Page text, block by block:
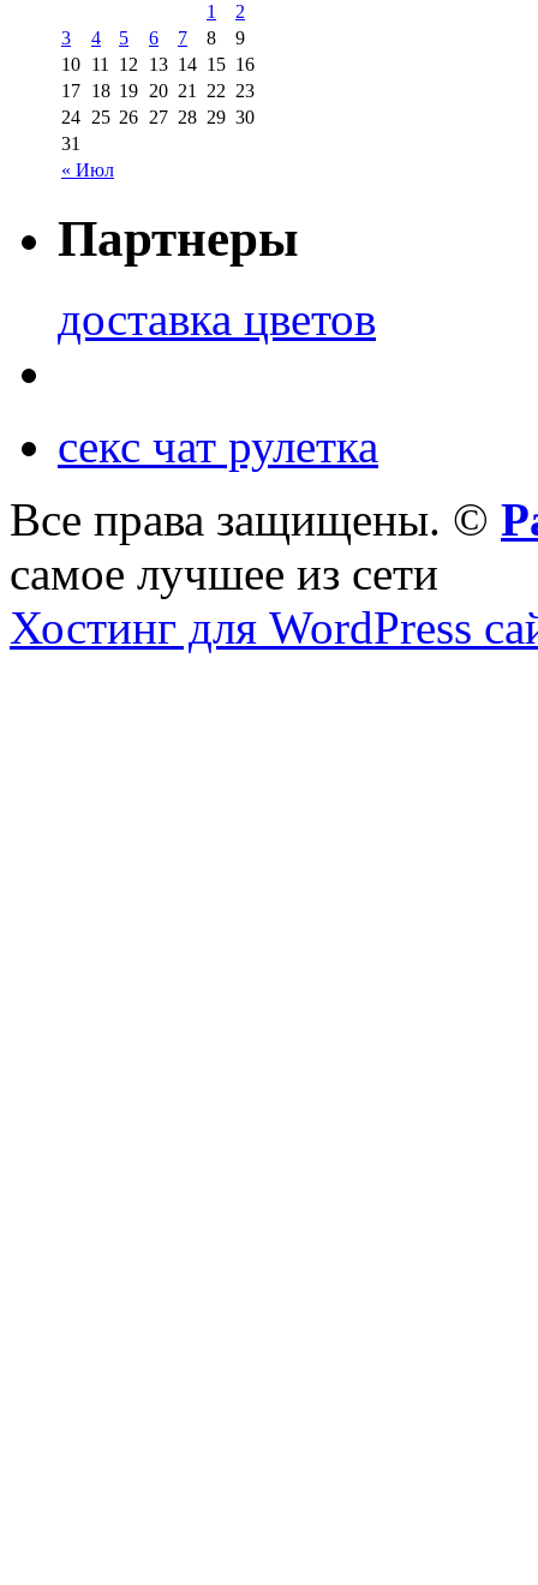
« Июл
1
2
3
4 5 6 7 8
9
10 11 12 13 14 15 16
17 18 19 20 21 22 23
24 25 26 27 28 29 30
31
Партнеры
доставка цветов
секс чат рулетка
Все права защищены. ©
самое лучшее из сети
Хостинг для WordPress